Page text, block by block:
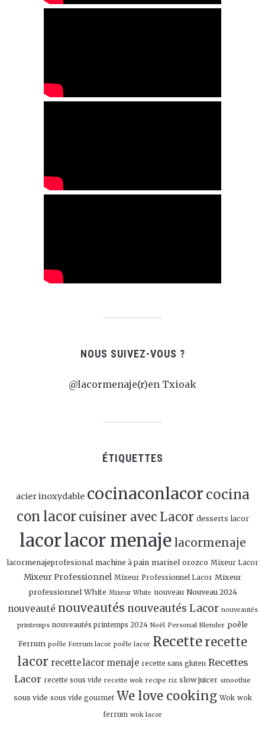
NOUS SUIVEZ-VOUS ?
@lacormenaje(r)en Txioak
ÉTIQUETTES
acier inoxydable cocinaconlacor cocina
con lacor cuisiner avec Lacor desserts lacor
lacorlacor menaje lacormenaje
lacormenajeprofesional machine à pain marisel orozco Mixeur Lacor
Mixeur Professionnel Mixeur Professionnel Lacor Mixeur
professionnel White Mixeur White nouveau Nouveau 2024
nouveauté nouveautés nouveautés Lacor nouveautés
printemps nouveautés printemps 2024 Noël Personal Blender poêle
Ferrum poêle Ferrum lacor poêle lacor Recette recette
lacor recette lacor menaje recette sans gluten Recettes
Lacor recette sous vide recette wok recipe riz slow juicer smoothie
sous vide sous vide gourmet We love cooking Wok wok
ferrum wok lacor